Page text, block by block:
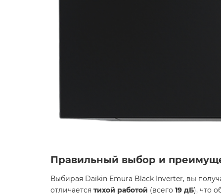
Правильный выбор и
Выбирая Daikin Emura Black Inverter, вы
отличается тихой работой (всего 19 дБ), что